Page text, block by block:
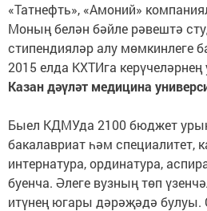
«Татнефть», «Амоний»
Моның белән бәйле рәвештә
стипендияләр алу мөмкинлеге
2015 елда КХТИга керүчеләрнең
Казан дәүләт медицина
Быел КДМУда 2100 бюджет
бакалавриат һәм специалитет,
интернатура, ординатура,
буенча. Әлеге вузның төп
итүнең югары дәрәҗәдә булуы.